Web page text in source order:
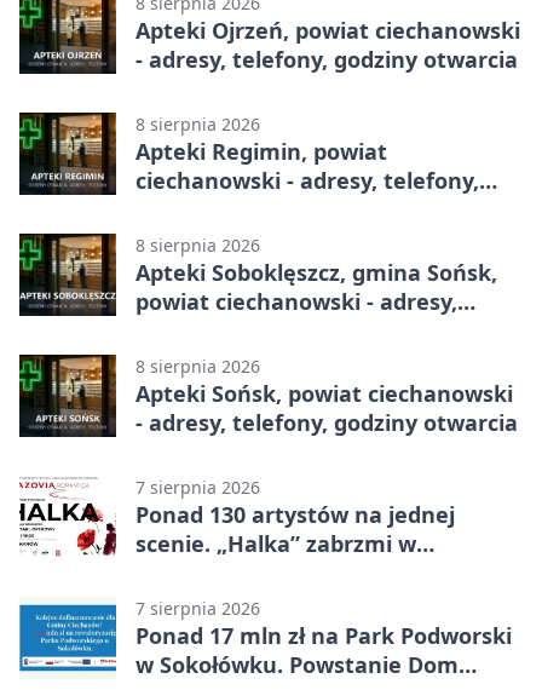
Apteki Ojrzeń, powiat ciechanowski
- adresy, telefony, godziny otwarcia
8 sierpnia 2026
Apteki Regimin, powiat
ciechanowski - adresy, telefony,
8 sierpnia 2026
Apteki Soboklęszcz, gmina Sońsk,
powiat ciechanowski - adresy,
8 sierpnia 2026
Apteki Sońsk, powiat ciechanowski
- adresy, telefony, godziny otwarcia
7 sierpnia 2026
Ponad 130 artystów na jednej
scenie. „Halka” zabrzmi w
7 sierpnia 2026
Ponad 17 mln zł na Park Podworski
w Sokołówku. Powstanie Dom